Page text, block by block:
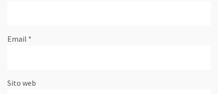
Email *
Sito web